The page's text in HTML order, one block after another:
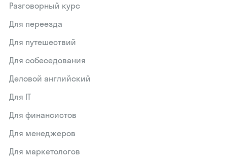
Разговорный курс
Для переезда
Для путешествий
Для собеседования
Деловой английский
Для IT
Для финансистов
Для менеджеров
Для маркетологов